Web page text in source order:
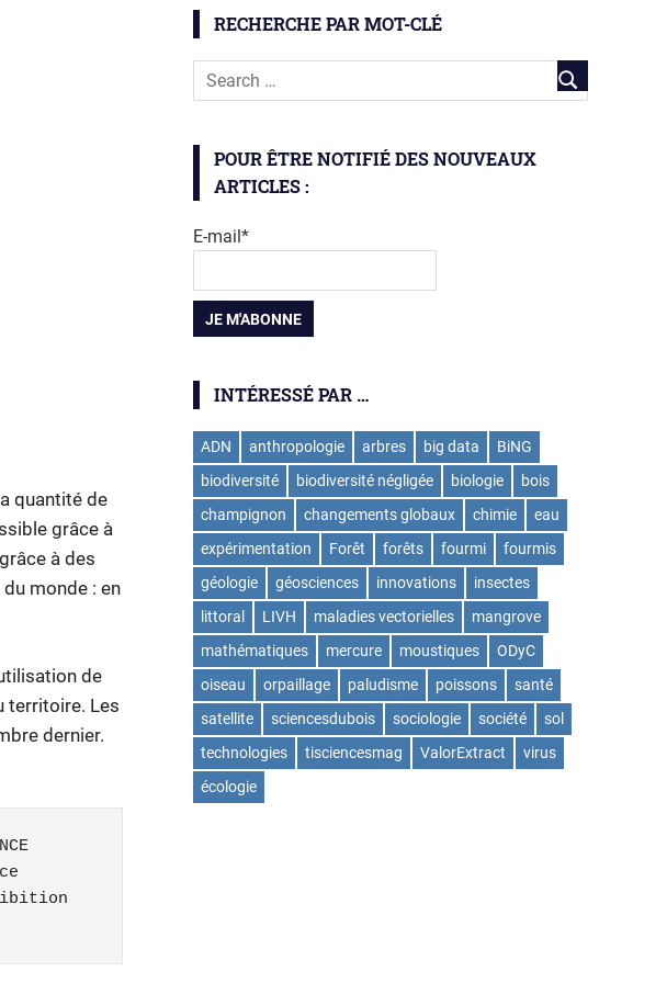
quantité de
grâce à
à des
monde : en
de
territoire. Les
dernier.
RECHERCHE PAR MOT-CLÉ
POUR ÊTRE NOTIFIÉ DES NOUVEAUX
ARTICLES :
E-mail*
INTÉRESSÉ PAR …
ADN anthropologie arbres big data
BiNG
biodiversité
biodiversité négligée biologie
bois
champignon
changements globaux chimie
eau
expérimentation
Forêt forêts fourmi
fourmis
géologie
géosciences innovations
insectes
littoral
LIVH maladies vectorielles
mangrove
mathématiques
mercure moustiques
ODyC
oiseau
orpaillage paludisme poissons
santé
satellite
sciencesdubois sociologie société
sol
technologies
tisciencesmag ValorExtract
virus
écologie